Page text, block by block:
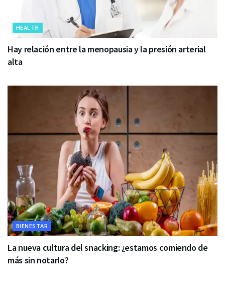
HEALTH
Hay relación entre la menopausia y la presión arterial
alta
BIENESTAR
La nueva cultura del snacking: ¿estamos comiendo de
más sin notarlo?